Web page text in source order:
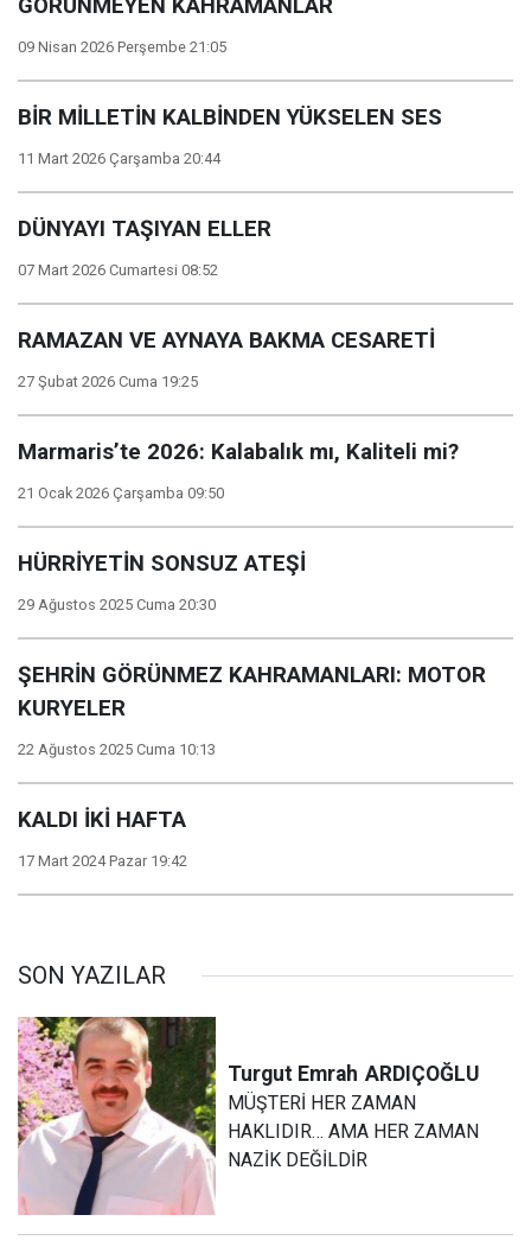
GÖRÜNMEYEN KAHRAMANLAR
09 Nisan 2026 Perşembe 21:05
BİR MİLLETİN KALBİNDEN YÜKSELEN SES
11 Mart 2026 Çarşamba 20:44
DÜNYAYI TAŞIYAN ELLER
07 Mart 2026 Cumartesi 08:52
RAMAZAN VE AYNAYA BAKMA CESARETİ
27 Şubat 2026 Cuma 19:25
Marmaris’te 2026: Kalabalık mı, Kaliteli mi?
21 Ocak 2026 Çarşamba 09:50
HÜRRİYETİN SONSUZ ATEŞİ
29 Ağustos 2025 Cuma 20:30
ŞEHRİN GÖRÜNMEZ KAHRAMANLARI: MOTOR
KURYELER
22 Ağustos 2025 Cuma 10:13
KALDI İKİ HAFTA
17 Mart 2024 Pazar 19:42
SON YAZILAR
Turgut Emrah ARDIÇOĞLU
MÜŞTERİ HER ZAMAN
HAKLIDIR… AMA HER ZAMAN
NAZİK DEĞİLDİR